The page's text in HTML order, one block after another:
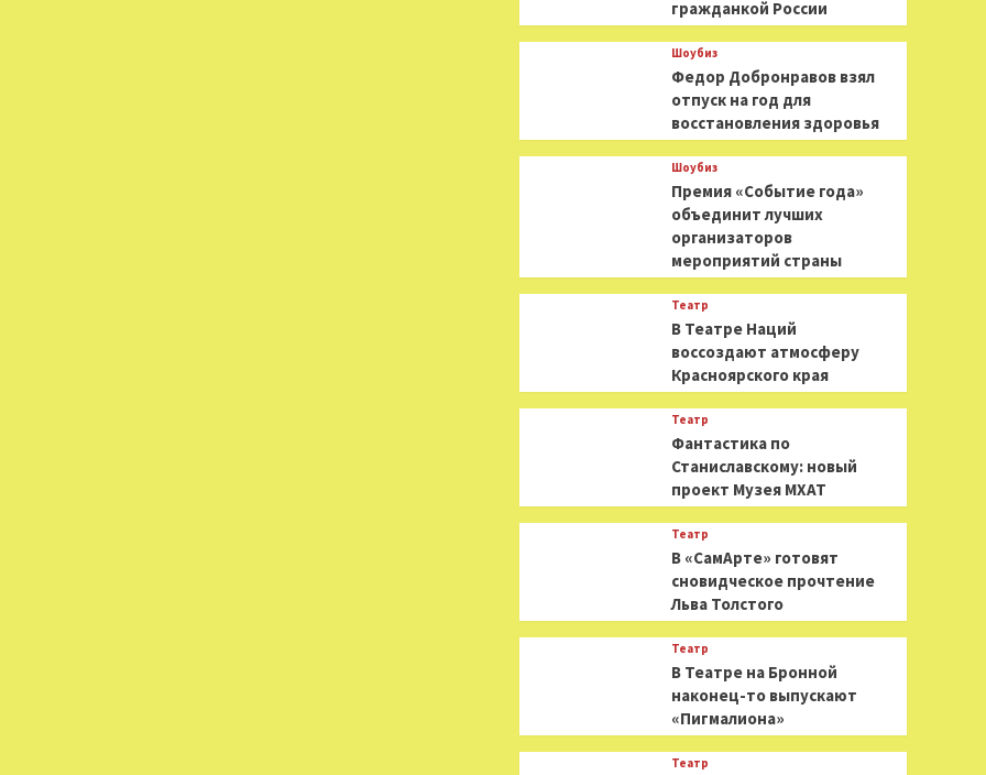
гражданкой России
Шоубиз
Федор Добронравов взял
отпуск на год для
восстановления здоровья
Шоубиз
Премия «Событие года»
объединит лучших
организаторов
мероприятий страны
Театр
В Театре Наций
воссоздают атмосферу
Красноярского края
Театр
Фантастика по
Станиславскому: новый
проект Музея МХАТ
Театр
В «СамАрте» готовят
сновидческое прочтение
Льва Толстого
Театр
В Театре на Бронной
наконец-то выпускают
«Пигмалиона»
Театр